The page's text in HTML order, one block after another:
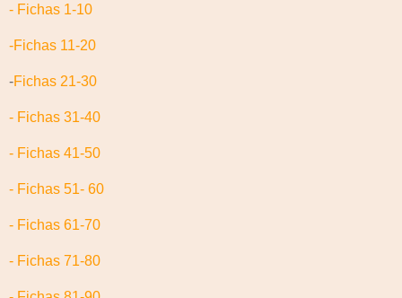
- Fichas 1-10
-Fichas 11-20
-Fichas 21-30
- Fichas 31-40
- Fichas 41-50
- Fichas 51- 60
- Fichas 61-70
- Fichas 71-80